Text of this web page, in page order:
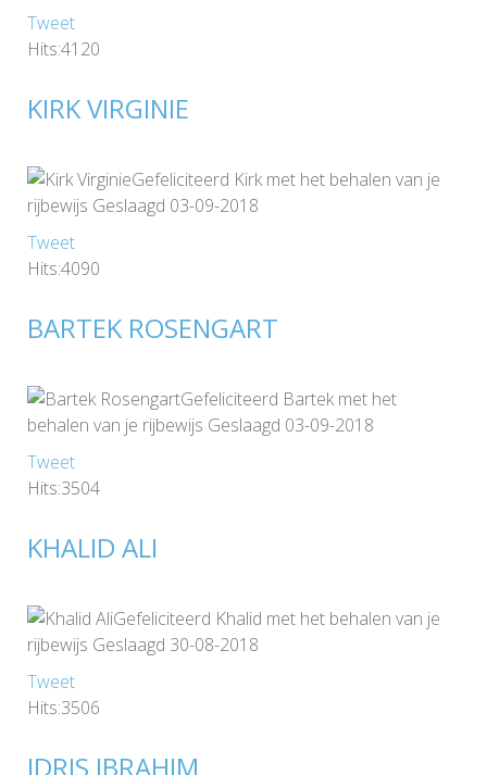
Tweet
Hits:4120
KIRK VIRGINIE
Gefeliciteerd Kirk met het behalen van je
rijbewijs Geslaagd 03-09-2018
Tweet
Hits:4090
BARTEK ROSENGART
Gefeliciteerd Bartek met het
behalen van je rijbewijs Geslaagd 03-09-2018
Tweet
Hits:3504
KHALID ALI
Gefeliciteerd Khalid met het behalen van je
rijbewijs Geslaagd 30-08-2018
Tweet
Hits:3506
IDRIS IBRAHIM